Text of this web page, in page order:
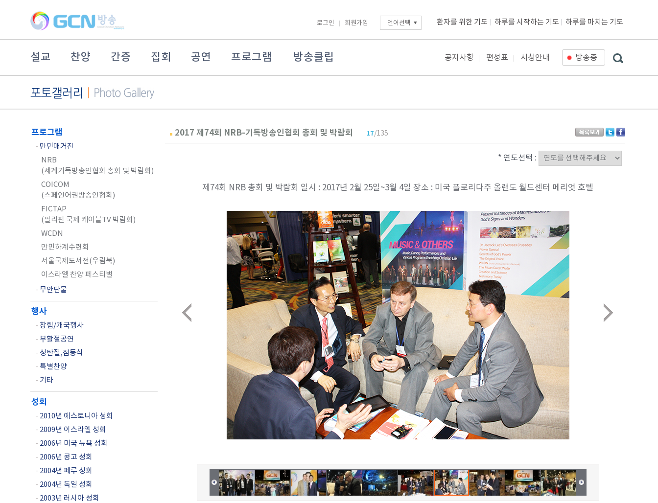
로그인 회원가입 언어선택 환자를 위한 기도 하루를 시작하는 기도 하루를 마치는 기도
설교 찬양 간증 집회 공연 프로그램 방송클립 공지사항 편성표 시청안내 방송중
프로그램
- 만민매거진
NRB
(세계기독방송인협회 총회 및 박람회)
COICOM
(스페인어권방송인협회)
FICTAP
(필리핀 국제 케이블TV 박람회)
WCDN
만민하계수련회
서울국제도서전(우림북)
이스라엘 찬양 페스티벌
- 무안단물
행사
- 창립/개국행사
- 부활절공연
- 성탄절,점등식
- 특별찬양
- 기타
성회
- 2010년 에스토니아 성회
- 2009년 이스라엘 성회
- 2006년 미국 뉴욕 성회
- 2006년 콩고 성회
- 2004년 페루 성회
- 2004년 독일 성회
- 2003년 러시아 성회
2017 제74회 NRB-기독방송인협회 총회 및 박람회 17/135
* 연도선택 :
제74회 NRB 총회 및 박람회 일시 : 2017년 2월 25일~3월 4일 장소 : 미국 플로리다주 올랜도 월드센터 메리엇 호텔